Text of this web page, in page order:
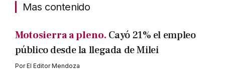
Mas contenido
Motosierra a pleno. Cayó 21% el empleo
público desde la llegada de Milei
PorEl Editor Mendoza